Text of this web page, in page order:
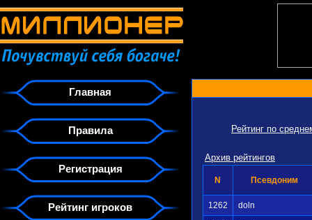
Главная
Правила
Регистрация
Рейтинг игроков
Рейтинг по
Архив рейтингов
N Псевдоним
1262 doln